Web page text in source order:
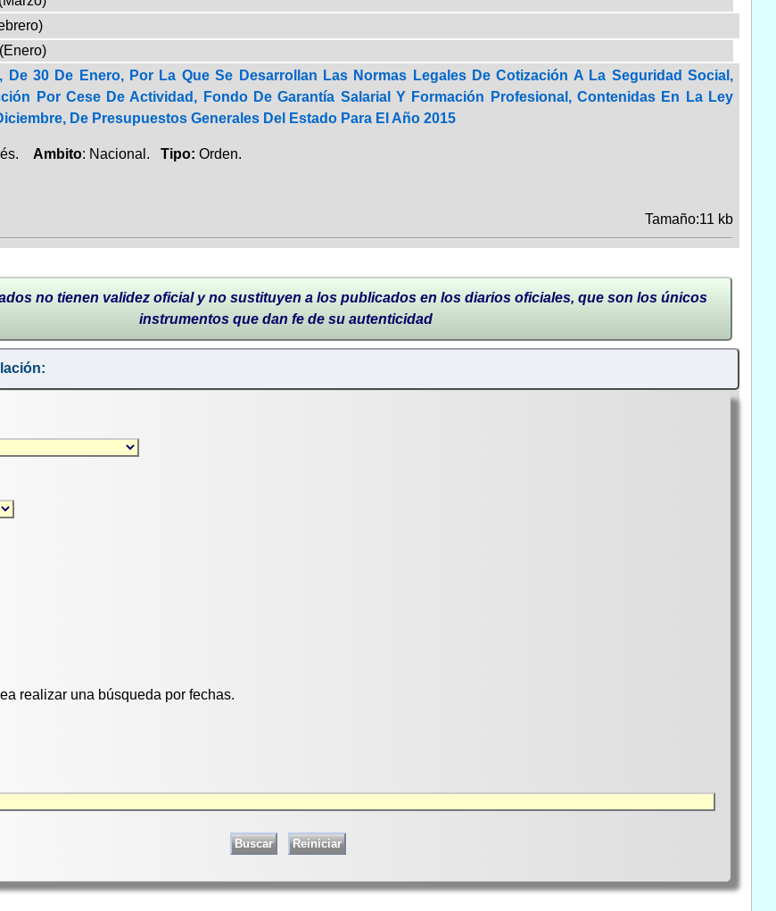
De 30 De Enero, Por La Que Se Desarrollan Las Normas Legales De Cotización A La Seguridad Social,
Por Cese De Actividad, Fondo De Garantía Salarial Y Formación Profesional, Contenidas En La Ley
De Presupuestos Generales Del Estado Para El Año 2015
Ambito: Nacional. Tipo: Orden.
Tamaño:11 kb
no tienen validez oficial y no sustituyen a los publicados en los diarios oficiales, que son los únicos
instrumentos que dan fe de su autenticidad
realizar una búsqueda por fechas.